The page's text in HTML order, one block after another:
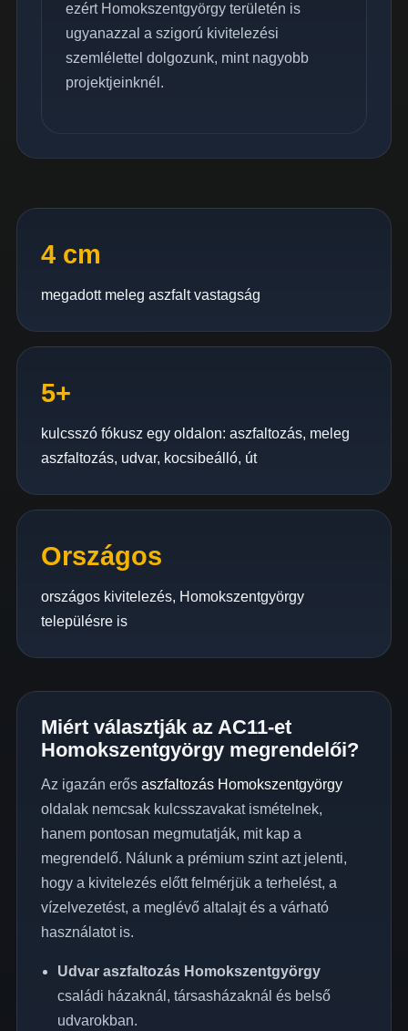
ezért Homokszentgyörgy területén is
ugyanazzal a szigorú kivitelezési
szemlélettel dolgozunk, mint nagyobb
projektjeinknél.
4 cm
megadott meleg aszfalt vastagság
5+
kulcsszó fókusz egy oldalon: aszfaltozás, meleg
aszfaltozás, udvar, kocsibeálló, út
Országos
országos kivitelezés, Homokszentgyörgy
településre is
Miért választják az AC11-et
Homokszentgyörgy megrendelői?
Az igazán erős aszfaltozás Homokszentgyörgy
oldalak nemcsak kulcsszavakat ismételnek,
hanem pontosan megmutatják, mit kap a
megrendelő. Nálunk a prémium szint azt jelenti,
hogy a kivitelezés előtt felmérjük a terhelést, a
vízelvezetést, a meglévő altalajt és a várható
használatot is.
Udvar aszfaltozás Homokszentgyörgy
családi házaknál, társasházaknál és belső
udvarokban.